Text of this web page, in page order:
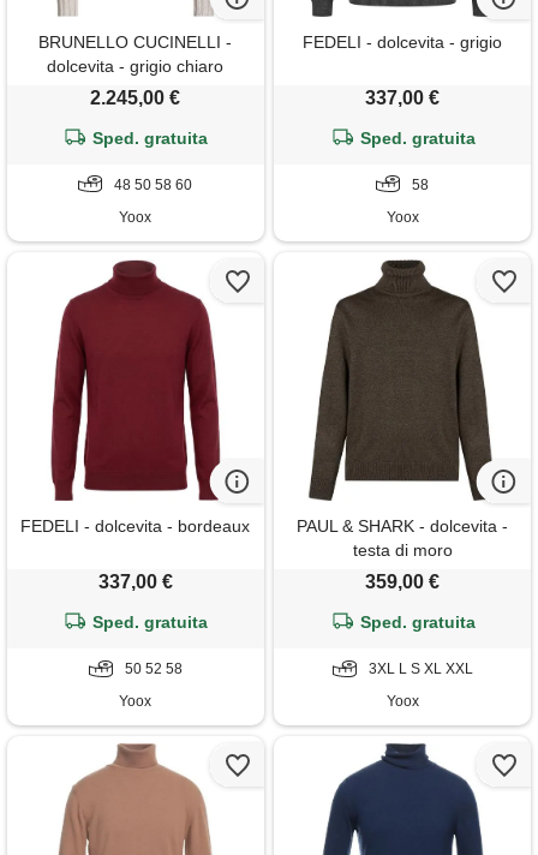
BRUNELLO CUCINELLI -
dolcevita - grigio chiaro
2.245,00 €
Sped. gratuita
48 50 58 60
Yoox
FEDELI - dolcevita - grigio
337,00 €
Sped. gratuita
58
Yoox
FEDELI - dolcevita - bordeaux
337,00 €
Sped. gratuita
50 52 58
Yoox
PAUL & SHARK - dolcevita -
testa di moro
359,00 €
Sped. gratuita
3XL L S XL XXL
Yoox